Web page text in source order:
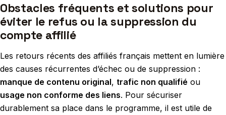
Obstacles fréquents et solutions pour
éviter le refus ou la suppression du
compte affilié
Les retours récents des affiliés français mettent en lumière
des causes récurrentes d’échec ou de suppression :
manque de contenu original, trafic non qualifié ou
usage non conforme des liens. Pour sécuriser
durablement sa place dans le programme, il est utile de